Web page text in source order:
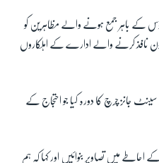
باہر جمع ہونے والے مظاہرین کو
نافذ کرنے والے ادارے کے اہلکاروں
جانز چرچ کا دورہ کیا جو احتجاج کے
میں تصاویر بنوائیں اور کہا کہ ہم